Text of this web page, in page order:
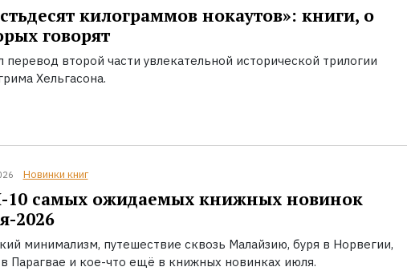
килограммов нокаутов»: книги, о
говорят
второй части увлекательной исторической трилогии
Хельгасона.
Новинки книг
10 самых ожидаемых книжных новинок
2026
минимализм, путешествие сквозь Малайзию, буря в Норвегии,
в Парагвае и кое-что ещё в книжных новинках июля.